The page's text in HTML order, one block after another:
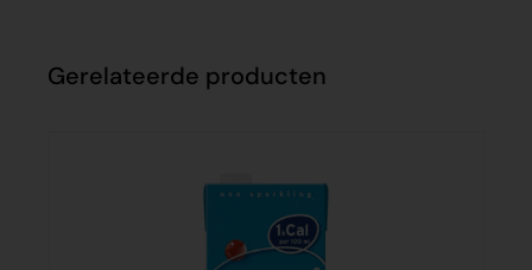
Gerelateerde producten